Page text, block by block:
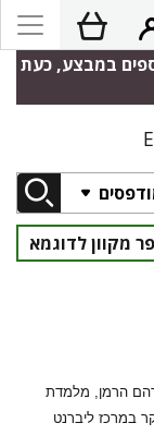
במבצע, כעת
מקוון לדוגמא
הרמן, מלמדת
במרכז ליברנט